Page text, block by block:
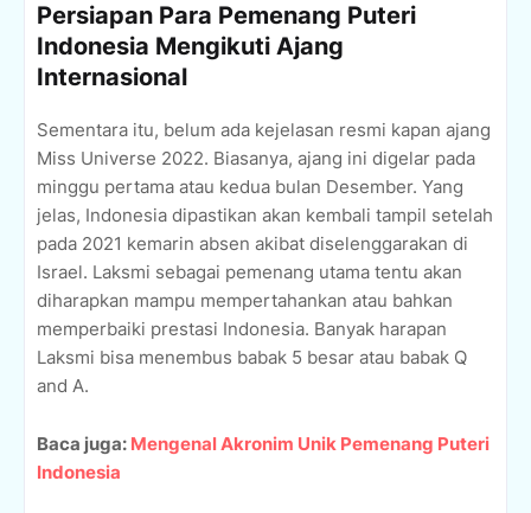
Persiapan Para Pemenang Puteri
Indonesia Mengikuti Ajang
Internasional
Sementara itu, belum ada kejelasan resmi kapan ajang
Miss Universe 2022. Biasanya, ajang ini digelar pada
minggu pertama atau kedua bulan Desember. Yang
jelas, Indonesia dipastikan akan kembali tampil setelah
pada 2021 kemarin absen akibat diselenggarakan di
Israel. Laksmi sebagai pemenang utama tentu akan
diharapkan mampu mempertahankan atau bahkan
memperbaiki prestasi Indonesia. Banyak harapan
Laksmi bisa menembus babak 5 besar atau babak Q
and A.
Baca juga: Mengenal Akronim Unik Pemenang Puteri
Indonesia